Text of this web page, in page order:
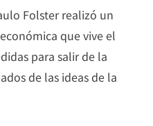
Folster realizó un
que vive el
para salir de la
de las ideas de la